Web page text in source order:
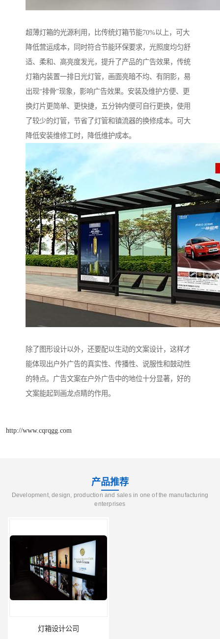
超薄灯箱的光源利用，比传统灯箱节能70%以上，可大
降低营运成本，同时符合节能环保要求，光照度均匀舒
适、柔和、高亮度发光，提升了产品的广告效果，传统
灯箱内装置一排日光灯管，画面亮暗不均、有阴影，易
出现“排骨”现象，影响广告效果。安装及维护方便、更
换灯片更简单、更快捷，五分钟内便可自行更换，使用
了较少的灯管，节省了灯管和镇流器的换修成本。可大
降低安装维修工时，降低维护成本。
除了图形设计以外，还要配以生动的文案设计，这样才
能体现出户外广告的真实性、传播性、说服性和鼓动性
的特点。广告文案在户外广告中的地位十分显著，好的
文案能起到画龙点睛的作用。
http://www.cqrqgg.com
产品推荐
Development, design, production and sales in one of the manufacturing
enterprises
灯箱设计公司